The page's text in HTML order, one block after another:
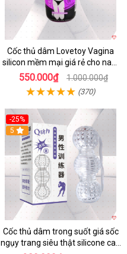
Cốc thủ dâm Lovetoy Vagina
silicon mềm mại giá rẻ cho nam
cực sướng
550.000₫ 1.000.000₫
(370)
-25%
5
Cốc thủ dâm trong suốt giá sốc
ngụy trang siêu thật silicone cao